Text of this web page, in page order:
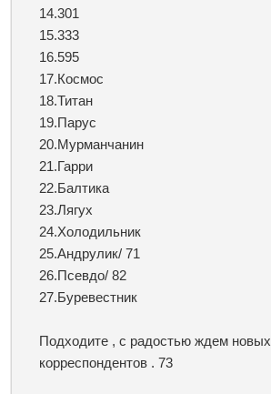
14.301
15.333
16.595
17.Космос
18.Титан
19.Парус
20.Мурманчанин
21.Гарри
22.Балтика
23.Лягух
24.Холодильник
25.Андрулик/ 71
26.Псевдо/ 82
27.Буревестник
Подходите , с радостью ждем новых
корреспондентов . 73